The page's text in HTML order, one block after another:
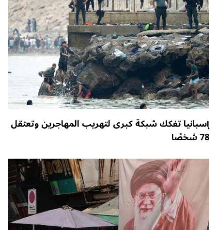
إسبانيا تفكك شبكة كبرى لتهريب المهاجرين وتعتقل
78 شخصًا